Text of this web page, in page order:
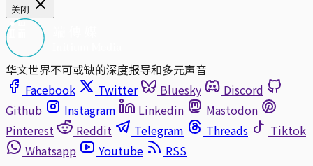
关闭
华文世界不可或缺的深度报导和多元声音
Facebook
Twitter Bluesky
Discord
Github
Instagram Linkedin
Mastodon
Pinterest
Reddit Telegram Threads
Tiktok
Whatsapp
Youtube
RSS